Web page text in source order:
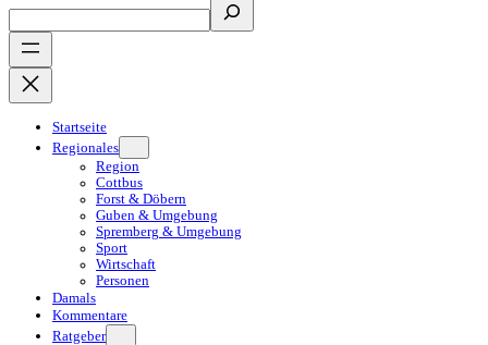
Startseite
Regionales
Region
Cottbus
Forst & Döbern
Guben & Umgebung
Spremberg & Umgebung
Sport
Wirtschaft
Personen
Damals
Kommentare
Ratgeber